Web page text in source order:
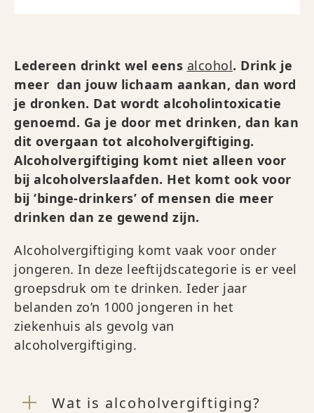
Ledereen drinkt wel eens alcohol. Drink je
meer dan jouw lichaam aankan, dan word
je dronken. Dat wordt alcoholintoxicatie
genoemd. Ga je door met drinken, dan kan
dit overgaan tot alcoholvergiftiging.
Alcoholvergiftiging komt niet alleen voor
bij alcoholverslaafden. Het komt ook voor
bij ‘binge-drinkers’ of mensen die meer
drinken dan ze gewend zijn.
Alcoholvergiftiging komt vaak voor onder
jongeren. In deze leeftijdscategorie is er veel
groepsdruk om te drinken. Ieder jaar
belanden zo’n 1000 jongeren in het
ziekenhuis als gevolg van
alcoholvergiftiging.
Wat is alcoholvergiftiging?